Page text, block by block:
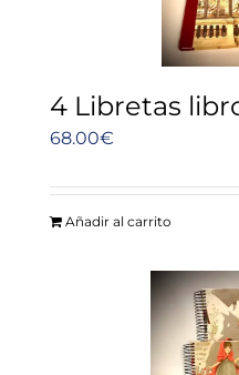
4 Libretas
68.00€
Añadir al carrito